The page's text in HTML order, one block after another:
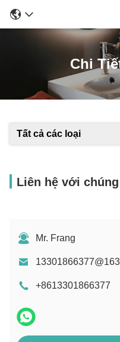
Chi
Tất cả các loại
Liên hệ với
Mr. Frang
+8613301866377